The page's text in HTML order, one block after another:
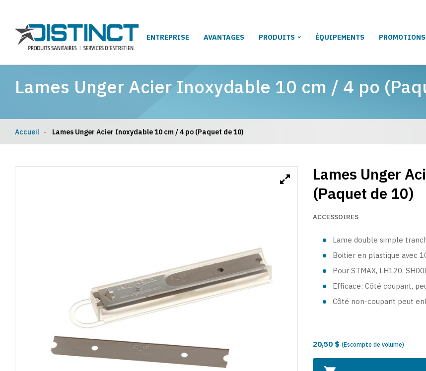
ENTREPRISE AVANTAGES PRODUITS ÉQUIPEMENTS PROMOTIONS
Lames Unger Acier Inoxydable 10 cm / 4 po
Accueil Lames Unger Acier Inoxydable 10 cm / 4 po (Paquet de 10)
Lames Unger
(Paquet de 10)
ACCESSOIRES
Lame double simple
Boitier en plastique avec
Pour STMAX, LH120,
Efficace: Côté coupant,
Côté non-coupant peut
20,50 $ (Escompte de volume)